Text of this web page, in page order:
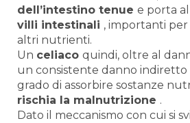
dell’intestino tenue e porta
villi intestinali , importanti per
altri nutrienti.
Un celiaco quindi, oltre al
un consistente danno indiretto
grado di assorbire sostanze
rischia la malnutrizione .
Dato il meccanismo con cui si